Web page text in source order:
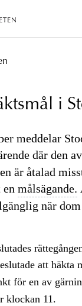
i
meddelar
där den
är åtalad
en målsägande.
när
att häkta
för en av
klockan 11.